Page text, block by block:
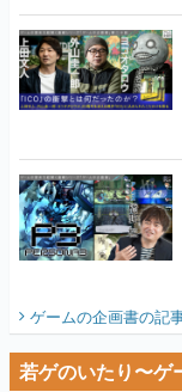
ゲームの企画書の記
若ゲのいたり〜ゲ